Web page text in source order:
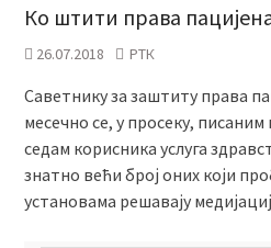
Ко штити права
26.07.2018 РТК
Саветнику за заштиту права
месечно се, у просеку,
седам корисника услуга
знатно већи број оних који
установама решавају